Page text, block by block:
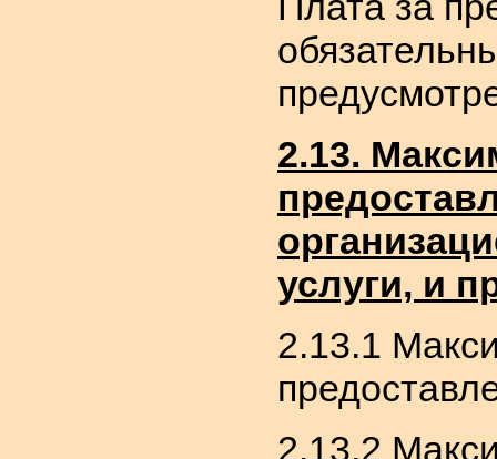
2.13.
услуги, и
2.13.1
2.13.2